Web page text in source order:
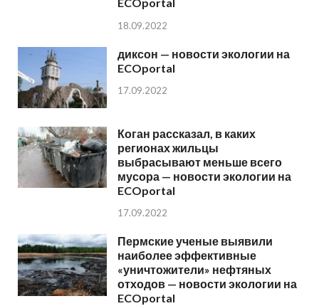
18.09.2022
диксон — новости экологии на
ECOportal
17.09.2022
Коган рассказал, в каких
регионах жильцы
выбрасывают меньше всего
мусора — новости экологии на
ECOportal
17.09.2022
Пермские ученые выявили
наиболее эффективные
«уничтожители» нефтяных
отходов — новости экологии на
ECOportal